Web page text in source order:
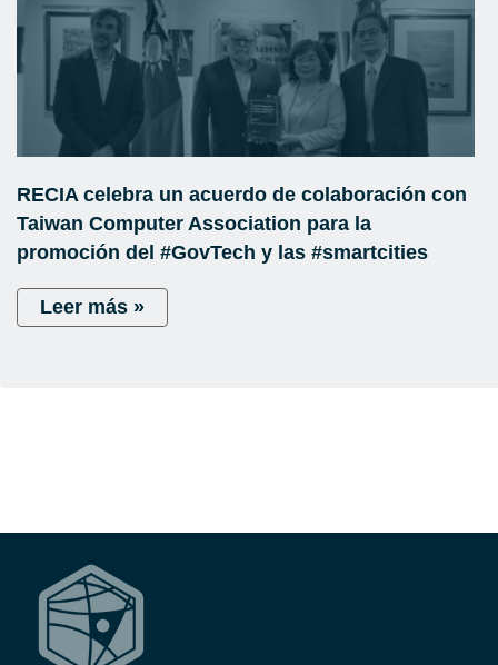
RECIA celebra un acuerdo de colaboración con
Taiwan Computer Association para la
promoción del #GovTech y las #smartcities
Leer más »